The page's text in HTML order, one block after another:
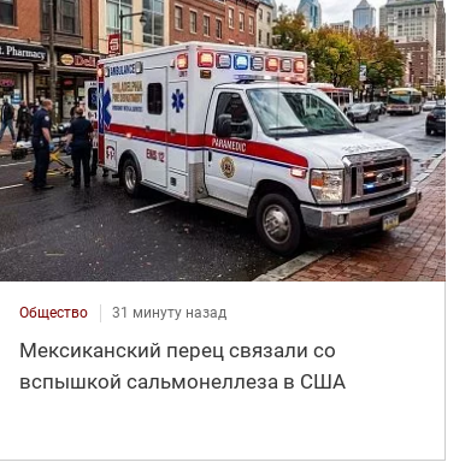
Общество 31 минуту назад
Мексиканский перец связали со
вспышкой сальмонеллеза в США